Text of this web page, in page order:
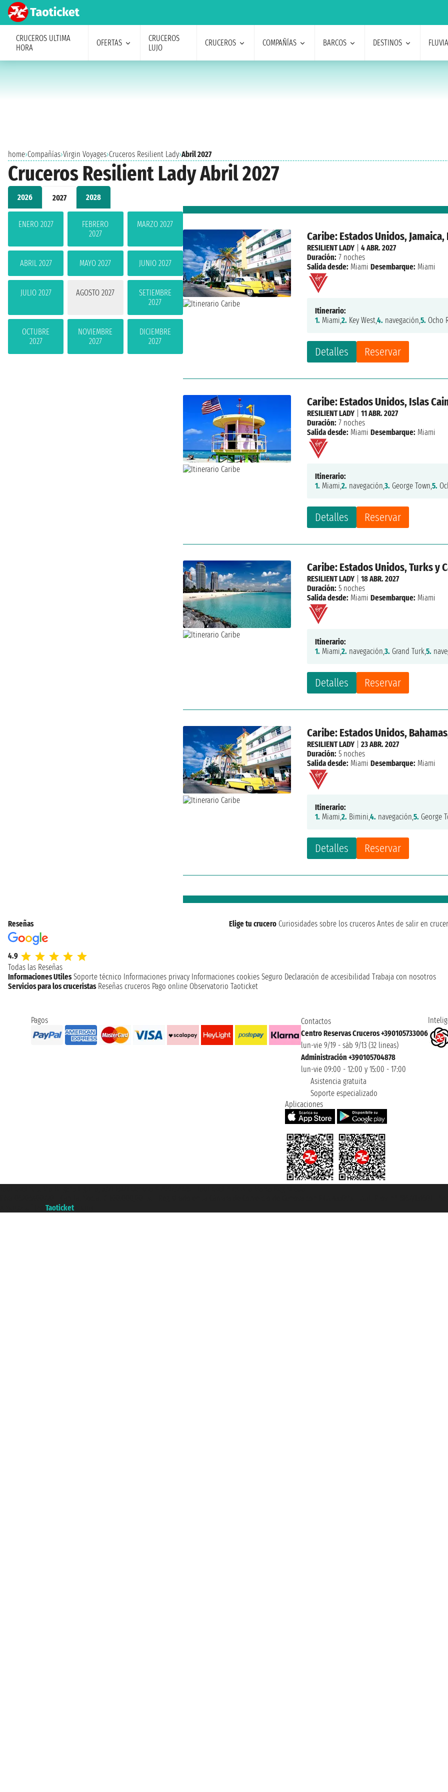
CRUCEROS ULTIMA
HORA
OFERTAS
CRUCEROS
LUJO
CRUCEROS COMPAÑÍAS BARCOS DESTINOS
home›Compañías›Virgin Voyages›Cruceros Resilient Lady›Abril 2027
Cruceros Resilient Lady Abril 2027
2026 2027 2028
ENERO 2027
FEBRERO
2027
MARZO 2027
ABRIL 2027 MAYO 2027 JUNIO 2027
JULIO 2027 AGOSTO 2027
SETIEMBRE
2027
OCTUBRE
2027
NOVIEMBRE
2027
DICIEMBRE
2027
Caribe: Estados Unidos,
Detalles Reservar
RESILIENT LADY |4 ABR. 2027
Duración: 7 noches
Salida desde: Miami Desembarque: Miami
Itinerario:
1. Miami,2. Key West,4. navegación,5. Ocho
Caribe: Estados Unidos, Islas
Detalles Reservar
RESILIENT LADY |11 ABR. 2027
Duración: 7 noches
Salida desde: Miami Desembarque: Miami
Itinerario:
1. Miami,2. navegación,3. George Town,5.
Caribe: Estados Unidos, Turks y
Detalles Reservar
RESILIENT LADY |18 ABR. 2027
Duración: 5 noches
Salida desde: Miami Desembarque: Miami
Itinerario:
1. Miami,2. navegación,3. Grand Turk,5.
Caribe: Estados Unidos,
Detalles Reservar
RESILIENT LADY |23 ABR. 2027
Duración: 5 noches
Salida desde: Miami Desembarque: Miami
Itinerario:
1. Miami,2. Bimini,4. navegación,5. George
Reseñas
4.9
Todas las Reseñas
Elige tu crucero Curiosidades sobre los cruceros Antes de salir en
Informaciones Utiles Soporte técnico Informaciones privacy Informaciones cookies Seguro Declaración de accesibilidad Trabaja con nosotros
Servicios para los cruceristas Reseñas cruceros Pago online Observatorio Taoticket
Pagos
Contactos
Centro Reservas Cruceros +390105733006
lun-vie 9/19 - sáb 9/13 (32 lineas)
Administración +390105704878
lun-vie 09:00 - 12:00 y 15:00 - 17:00
Asistencia gratuita
Soporte especializado
Aplicaciones
Taoticket